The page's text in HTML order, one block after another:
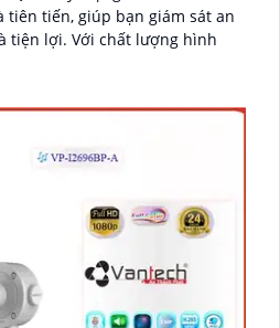
tiến, giúp bạn giám sát an
lượng hình